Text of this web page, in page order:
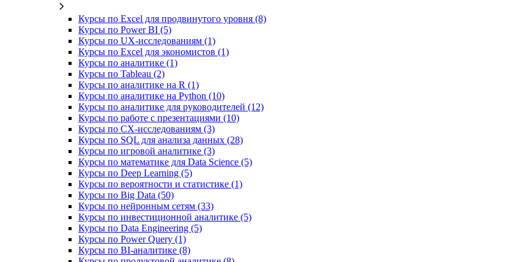
Курсы по Excel для продвинутого уровня (8)
Курсы по Power BI (5)
Курсы по UX‑исследованиям (1)
Курсы по Excel для экономистов (1)
Курсы по аналитике (1)
Курсы по Tableau (2)
Курсы по аналитике на R (1)
Курсы по аналитике на Python (10)
Курсы по аналитике для руководителей (12)
Курсы по работе с презентациями (10)
Курсы по CX-исследованиям (3)
Курсы по SQL для анализа данных (28)
Курсы по игровой аналитике (3)
Курсы по математике для Data Science (5)
Курсы по Deep Learning (5)
Курсы по вероятности и статистике (1)
Курсы по Big Data (50)
Курсы по нейронным сетям (33)
Курсы по инвестиционной аналитике (5)
Курсы по Data Engineering (5)
Курсы по Power Query (1)
Курсы по BI‑аналитике (8)